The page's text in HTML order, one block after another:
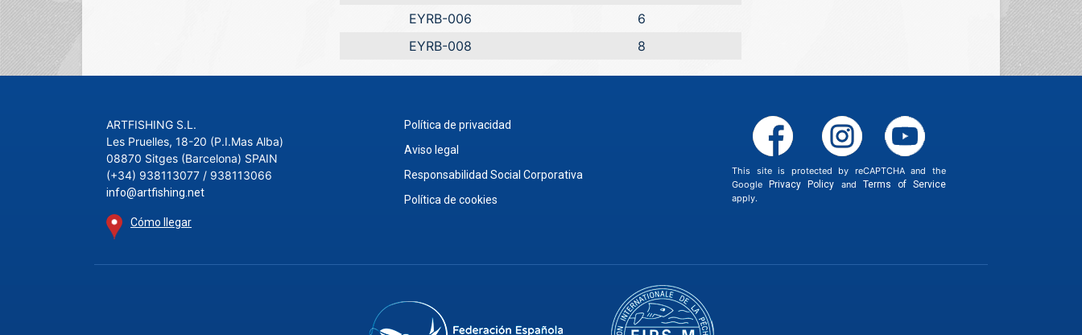
EYRB-006
6
EYRB-008
8
ARTFISHING S.L.
Les Pruelles, 18-20 (P.I.Mas Alba)
08870 Sitges (Barcelona) SPAIN
(+34) 938113077 / 938113066
info@artfishing.net
Cómo llegar
Política de privacidad
Aviso legal
Responsabilidad Social Corporativa
Política de cookies
This site is protected by reCAPTCHA and the
Google
Privacy Policy and Terms of Service
apply.